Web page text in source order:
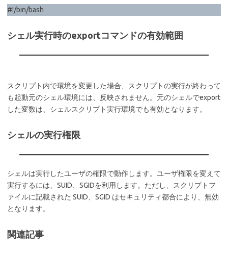
#!/bin/bash
シェル実行時のexportコマンドの有効範囲
スクリプト内で環境を変更した場合、スクリプトの実行が終わって
も起動元のシェル環境には、反映されません。元のシェルでexport
した変数は、シェルスクリプト実行環境でも有効となります。
シェルの実行権限
シェルは実行したユーザの権限で動作します。ユーザ権限を変えて
実行するには、SUID、SGIDを利用します。ただし、スクリプトフ
ァイルに記載された SUID、SGID はセキュリティ都合により、無効
となります。
関連記事